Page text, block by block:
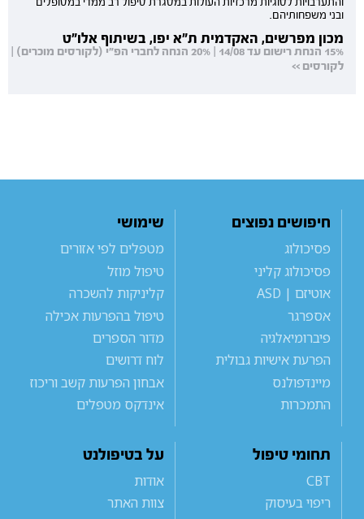
ובני משפחותיהם.
מכון מפרשים, האקדמית ת"א יפו, בשיתוף אלו"ט
15% הנחת רישום עד 14/08 | 20% הנחה לחברי הפ"י (לקורסים מוכרים) |
לקורסים >>
חיפושים נפוצים
פסיכולוג
פסיכולוג קליני
אוטיזם | ASD
אספרגר
פיברומיאלגיה
הפרעת אישיות גבולית
מיינדפולנס
התמכרות
שימושי
מטפלים לפי אזורים
טיפול מוזל
קליניקות להשכרה
טיפול בהפרעות אכילה
מדור הספרים
לוח דרושים
אבחון הפרעות קשב וריכוז
אינדקס מטפלים
תחומי טיפול
CBT
ריפוי בעיסוק
על בטיפולנט
אודות
צוות האתר